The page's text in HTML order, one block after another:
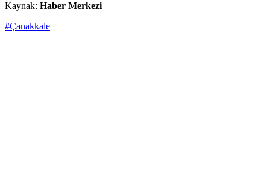
Kaynak: Haber Merkezi
#Çanakkale